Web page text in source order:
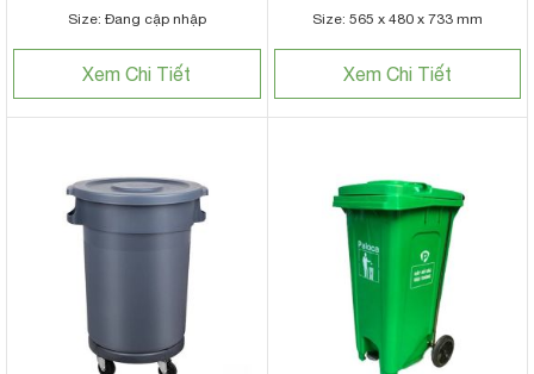
Size: Đang cập nhập
Xem Chi Tiết
Size: 565 x 480 x 733 mm
Xem Chi Tiết